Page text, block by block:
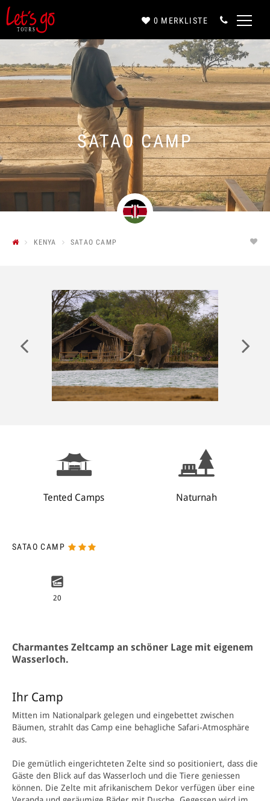
0 MERKLISTE
SATAO CAMP
KENYA SATAO CAMP
Tented Camps Naturnah
SATAO CAMP
20
Charmantes Zeltcamp an schöner Lage mit eigenem
Wasserloch.
Ihr Camp
Mitten im Nationalpark gelegen und eingebettet zwischen
Bäumen, strahlt das Camp eine behagliche Safari-Atmosphäre
aus.
Die gemütlich eingerichteten Zelte sind so positioniert, dass die
Gäste den Blick auf das Wasserloch und die Tiere geniessen
können. Die Zelte mit afrikanischem Dekor verfügen über eine
Anrede*
Vorname*
Nachname*
ANMELDEN